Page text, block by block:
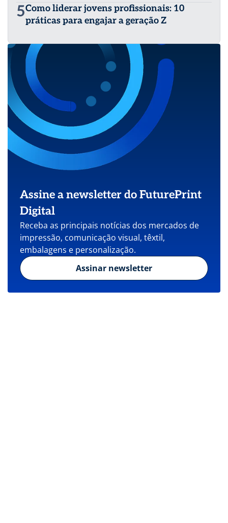
5Como liderar jovens profissionais: 10
práticas para engajar a geração Z
Assine a newsletter do FuturePrint
Digital
Receba as principais notícias dos mercados de
impressão, comunicação visual, têxtil,
embalagens e personalização.
Assinar newsletter